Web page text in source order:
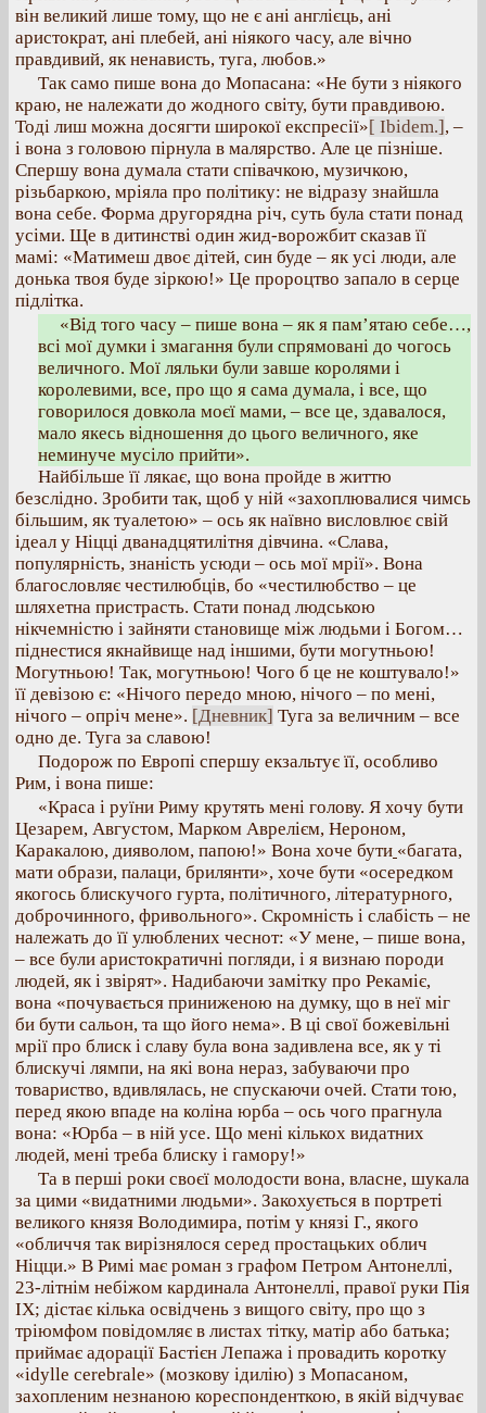
він великий лише тому, що не є ані англієць, ані
аристократ, ані плебей, ані ніякого часу, але вічно
правдивий, як ненависть, туга, любов.»
Так само пише вона до Мопасана: «Не бути з ніякого
краю, не належати до жодного світу, бути правдивою.
Тоді лиш можна досягти широкої експресії»[ Ibidem.], –
і вона з головою пірнула в малярство. Але це пізніше.
Спершу вона думала стати співачкою, музичкою,
різьбаркою, мріяла про політику: не відразу знайшла
вона себе. Форма другорядна річ, суть була стати понад
усіми. Ще в дитинстві один жид-ворожбит сказав її
мамі: «Матимеш двоє дітей, син буде – як усі люди, але
донька твоя буде зіркою!» Це пророцтво запало в серце
підлітка.
«Від того часу – пише вона – як я пам’ятаю себе…,
всі мої думки і змагання були спрямовані до чогось
величного. Мої ляльки були завше королями і
королевими, все, про що я сама думала, і все, що
говорилося довкола моєї мами, – все це, здавалося,
мало якесь відношення до цього величного, яке
неминуче мусіло прийти».
Найбільше її лякає, що вона пройде в життю
безслідно. Зробити так, щоб у ній «захоплювалися чимсь
більшим, як туалетою» – ось як наївно висловлює свій
ідеал у Ніцці дванадцятилітня дівчина. «Слава,
популярність, знаність усюди – ось мої мрії». Вона
благословляє честилюбців, бо «честилюбство – це
шляхетна пристрасть. Стати понад людською
нікчемністю і зайняти становище між людьми і Богом…
піднестися якнайвище над іншими, бути могутньою!
Могутньою! Так, могутньою! Чого б це не коштувало!»
її девізою є: «Нічого передо мною, нічого – по мені,
нічого – опріч мене». [Дневник] Туга за величним – все
одно де. Туга за славою!
Подорож по Европі спершу екзальтує її, особливо
Рим, і вона пише:
«Краса і руїни Риму крутять мені голову. Я хочу бути
Цезарем, Августом, Марком Аврелієм, Нероном,
Каракалою, дияволом, папою!» Вона хоче бути «багата,
мати образи, палаци, брилянти», хоче бути «осередком
якогось блискучого гурта, політичного, літературного,
доброчинного, фривольного». Скромність і слабість – не
належать до її улюблених чеснот: «У мене, – пише вона,
– все були аристократичні погляди, і я визнаю породи
людей, як і звірят». Надибаючи замітку про Рекаміє,
вона «почувається приниженою на думку, що в неї міг
би бути сальон, та що його нема». В ці свої божевільні
мрії про блиск і славу була вона задивлена все, як у ті
блискучі лямпи, на які вона нераз, забуваючи про
товариство, вдивлялась, не спускаючи очей. Стати тою,
перед якою впаде на коліна юрба – ось чого прагнула
вона: «Юрба – в ній усе. Що мені кількох видатних
людей, мені треба блиску і гамору!»
Та в перші роки своєї молодости вона, власне, шукала
за цими «видатними людьми». Закохується в портреті
великого князя Володимира, потім у князі Г., якого
«обличчя так вирізнялося серед простацьких облич
Ніцци.» В Римі має роман з графом Петром Антонеллі,
23-літнім небіжом кардинала Антонеллі, правої руки Пія
IX; дістає кілька освідчень з вищого світу, про що з
тріюмфом повідомляє в листах тітку, матір або батька;
приймає адорації Бастієн Лепажа і провадить коротку
«idylle cerebrale» (мозкову ідилію) з Мопасаном,
захопленим незнаною кореспонденткою, в якій відчуває